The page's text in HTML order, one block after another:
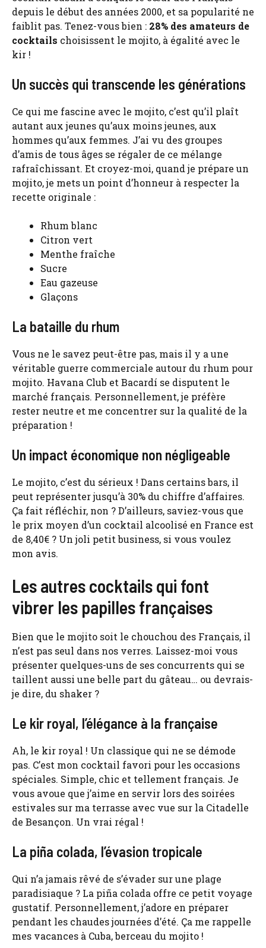
depuis le début des années 2000, et sa popularité ne
faiblit pas. Tenez-vous bien : 28% des amateurs de
cocktails choisissent le mojito, à égalité avec le
kir !
Un succès qui transcende les générations
Ce qui me fascine avec le mojito, c’est qu’il plaît
autant aux jeunes qu’aux moins jeunes, aux
hommes qu’aux femmes. J’ai vu des groupes
d’amis de tous âges se régaler de ce mélange
rafraîchissant. Et croyez-moi, quand je prépare un
mojito, je mets un point d’honneur à respecter la
recette originale :
Rhum blanc
Citron vert
Menthe fraîche
Sucre
Eau gazeuse
Glaçons
La bataille du rhum
Vous ne le savez peut-être pas, mais il y a une
véritable guerre commerciale autour du rhum pour
mojito. Havana Club et Bacardí se disputent le
marché français. Personnellement, je préfère
rester neutre et me concentrer sur la qualité de la
préparation !
Un impact économique non négligeable
Le mojito, c’est du sérieux ! Dans certains bars, il
peut représenter jusqu’à 30% du chiffre d’affaires.
Ça fait réfléchir, non ? D’ailleurs, saviez-vous que
le prix moyen d’un cocktail alcoolisé en France est
de 8,40€ ? Un joli petit business, si vous voulez
mon avis.
Les autres cocktails qui font
vibrer les papilles françaises
Bien que le mojito soit le chouchou des Français, il
n’est pas seul dans nos verres. Laissez-moi vous
présenter quelques-uns de ses concurrents qui se
taillent aussi une belle part du gâteau… ou devrais-
je dire, du shaker ?
Le kir royal, l’élégance à la française
Ah, le kir royal ! Un classique qui ne se démode
pas. C’est mon cocktail favori pour les occasions
spéciales. Simple, chic et tellement français. Je
vous avoue que j’aime en servir lors des soirées
estivales sur ma terrasse avec vue sur la Citadelle
de Besançon. Un vrai régal !
La piña colada, l’évasion tropicale
Qui n’a jamais rêvé de s’évader sur une plage
paradisiaque ? La piña colada offre ce petit voyage
gustatif. Personnellement, j’adore en préparer
pendant les chaudes journées d’été. Ça me rappelle
mes vacances à Cuba, berceau du mojito !